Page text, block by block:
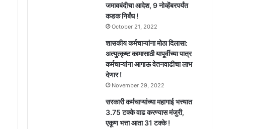
जमावबंदीचा आदेश, 9 नोव्हेंबरपर्यंत
कडक निर्बंध !
October 21, 2022
शासकीय कर्मचाऱ्यांना मोठा दिलासा:
अत्युत्कृष्ट कामासाठी यापूर्वीच्या पात्र
कर्मचाऱ्यांना आगाऊ वेतनवाढीचा लाभ
देणार !
November 29, 2022
सरकारी कर्मचाऱ्यांच्या महागाई भत्त्यात
3.75 टक्के वाढ करण्यास मंजुरी,
एकूण भत्ता आता 31 टक्के !